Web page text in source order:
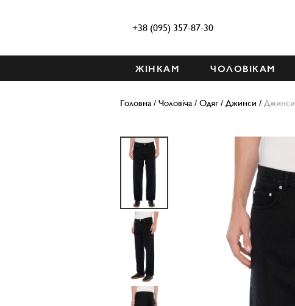
+38 (095) 357-87-30
ЖІНКАМ ЧОЛОВІКАМ
Головна / Чоловіча / Одяг/ Джинси / Джинси